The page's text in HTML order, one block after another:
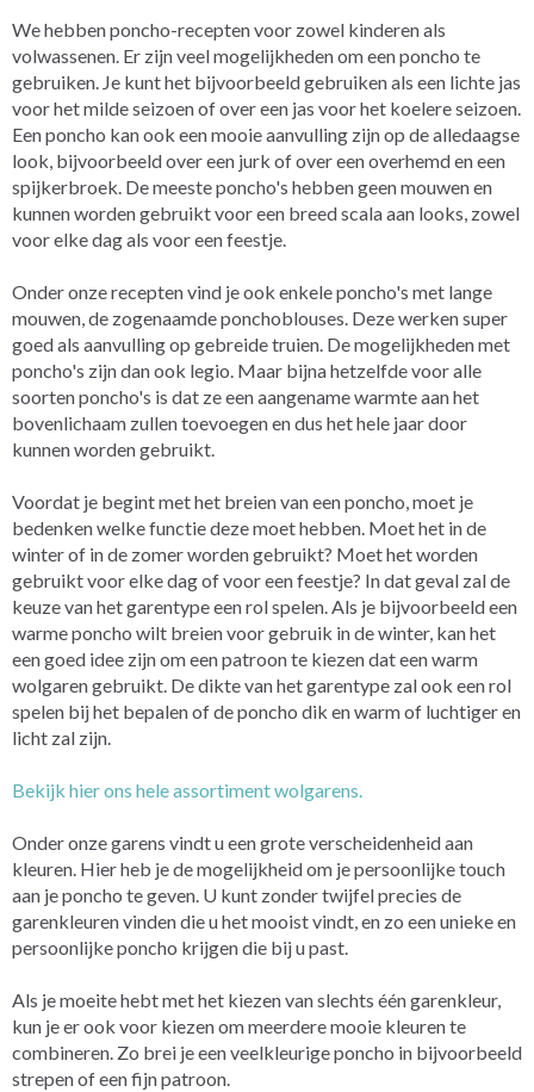
We hebben poncho-recepten voor zowel kinderen als
volwassenen. Er zijn veel mogelijkheden om een poncho te
gebruiken. Je kunt het bijvoorbeeld gebruiken als een lichte jas
voor het milde seizoen of over een jas voor het koelere seizoen.
Een poncho kan ook een mooie aanvulling zijn op de alledaagse
look, bijvoorbeeld over een jurk of over een overhemd en een
spijkerbroek. De meeste poncho's hebben geen mouwen en
kunnen worden gebruikt voor een breed scala aan looks, zowel
voor elke dag als voor een feestje.
Onder onze recepten vind je ook enkele poncho's met lange
mouwen, de zogenaamde ponchoblouses. Deze werken super
goed als aanvulling op gebreide truien. De mogelijkheden met
poncho's zijn dan ook legio. Maar bijna hetzelfde voor alle
soorten poncho's is dat ze een aangename warmte aan het
bovenlichaam zullen toevoegen en dus het hele jaar door
kunnen worden gebruikt.
Voordat je begint met het breien van een poncho, moet je
bedenken welke functie deze moet hebben. Moet het in de
winter of in de zomer worden gebruikt? Moet het worden
gebruikt voor elke dag of voor een feestje? In dat geval zal de
keuze van het garentype een rol spelen. Als je bijvoorbeeld een
warme poncho wilt breien voor gebruik in de winter, kan het
een goed idee zijn om een patroon te kiezen dat een warm
wolgaren gebruikt. De dikte van het garentype zal ook een rol
spelen bij het bepalen of de poncho dik en warm of luchtiger en
licht zal zijn.
Bekijk hier ons hele assortiment wolgarens.
Onder onze garens vindt u een grote verscheidenheid aan
kleuren. Hier heb je de mogelijkheid om je persoonlijke touch
aan je poncho te geven. U kunt zonder twijfel precies de
garenkleuren vinden die u het mooist vindt, en zo een unieke en
persoonlijke poncho krijgen die bij u past.
Als je moeite hebt met het kiezen van slechts één garenkleur,
kun je er ook voor kiezen om meerdere mooie kleuren te
combineren. Zo brei je een veelkleurige poncho in bijvoorbeeld
strepen of een fijn patroon.